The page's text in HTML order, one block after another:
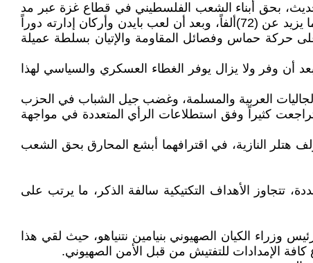
بحق أبناء الشعب الفلسطيني في قطاع غزة عبر مد
الكيان الصهيوني بما يزيد عن (65) ألف طن من الذخائر الدقيقة، التي أدت إلى ارتقاء ما يزيد عن (31) ألف شهيد، وإصابة ما يزيد عن (72)ألفاً، وبعد أن لعب بايدن وأركان إدارته دوراً
حركة حماس وفصائل المقاومة والإتيان بسلطة عميلة
أن وفر ولا يزال يوفر الغطاء العسكري والسياسي لهذا
العربية والمسلمة، وغضب جيل الشباب في الحزب
كثيراً وفق استطلاعات الرأي المتعددة في مواجهة
هتلر النازية، في اقترافهما أبشع المحارق بحق الشعب
تتجاوز الأهداف التكتيكية سالفة الذكر، ما يرتب على
الكيان الصهيوني بنيامين نتنياهو، حيث لقي هذا
الإمدادات للتفتيش من قبل الأمن الصهيوني.